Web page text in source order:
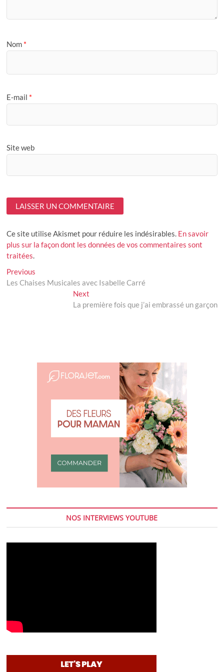
Nom *
E-mail *
Site web
Ce site utilise Akismet pour réduire les indésirables. En savoir
plus sur la façon dont les données de vos commentaires sont
traitées.
Navigation
de
Previous
post:
Les Chaises Musicales avec Isabelle Carré
NextNext
post:
La première fois que j’ai embrassé un garçon
NOS INTERVIEWS YOUTUBE